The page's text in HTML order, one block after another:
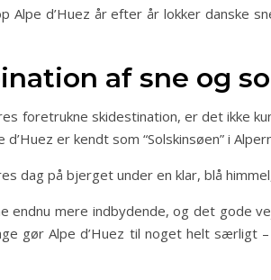
Alpe d’Huez år efter år lokker danske
af sne og
foretrukne skidestination, er det ikke
d’Huez er kendt som “Solskinsøen” i
dag på bjerget under en klar, blå
endnu mere indbydende, og det gode
gør Alpe d’Huez til noget helt